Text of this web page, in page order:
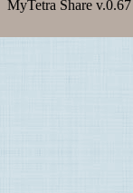
MyTetra Share v.0.67